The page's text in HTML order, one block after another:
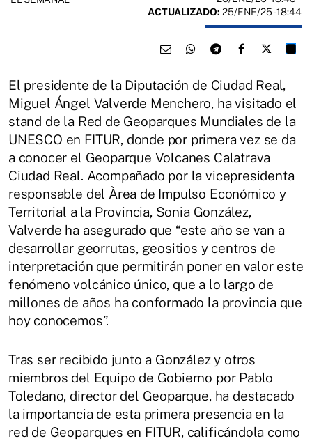
ACTUALIZADO: 25/ENE/25 - 18:44
El presidente de la Diputación de Ciudad Real,
Miguel Ángel Valverde Menchero, ha visitado el
stand de la Red de Geoparques Mundiales de la
UNESCO en FITUR, donde por primera vez se da
a conocer el Geoparque Volcanes Calatrava
Ciudad Real. Acompañado por la vicepresidenta
responsable del Àrea de Impulso Económico y
Territorial a la Provincia, Sonia González,
Valverde ha asegurado que “este año se van a
desarrollar georrutas, geositios y centros de
interpretación que permitirán poner en valor este
fenómeno volcánico único, que a lo largo de
millones de años ha conformado la provincia que
hoy conocemos”.
Tras ser recibido junto a González y otros
miembros del Equipo de Gobierno por Pablo
Toledano, director del Geoparque, ha destacado
la importancia de esta primera presencia en la
red de Geoparques en FITUR, calificándola como